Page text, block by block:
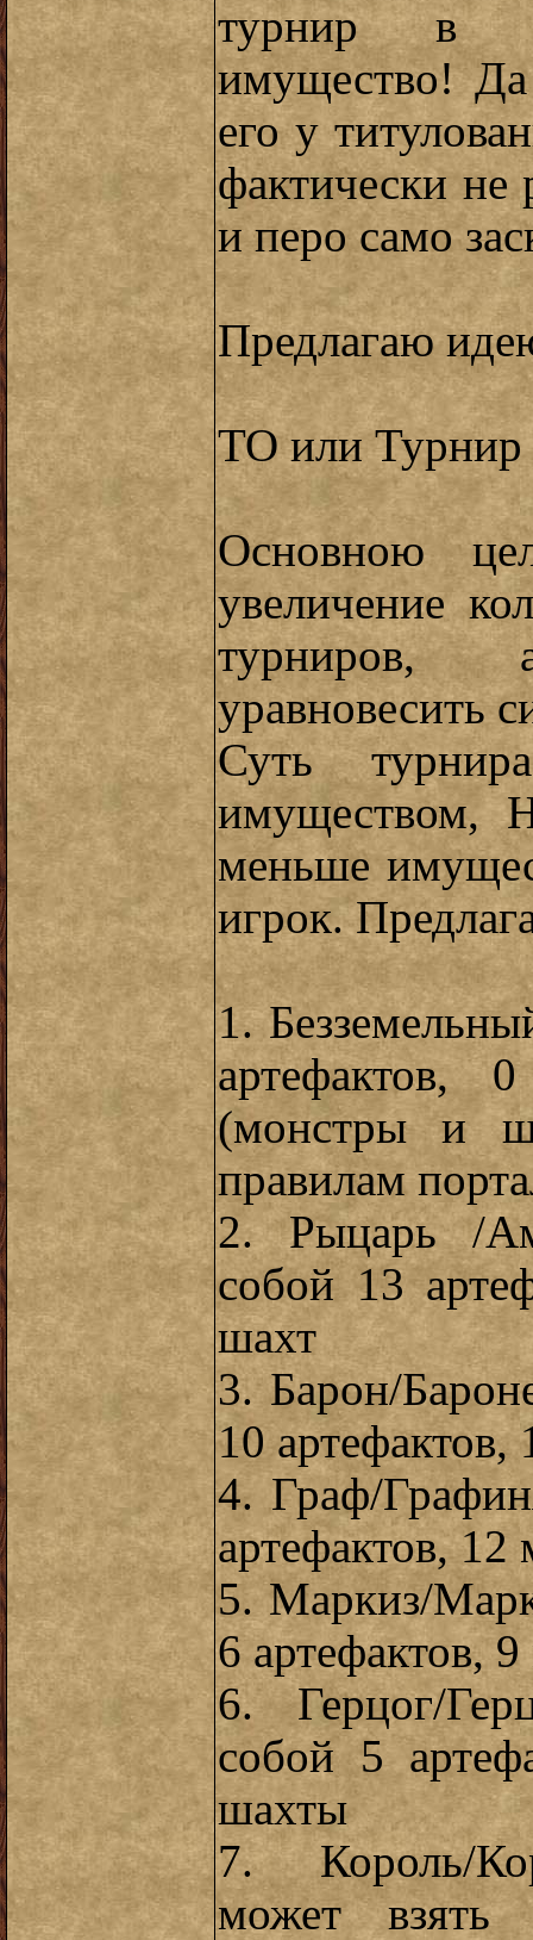
турнир в
имущество!
его у
фактически
и перо само
Предлагаю
ТО или Турнир
Основною
увеличение
уравновесить
Суть
имуществом,
меньше
игрок.
1.
(монстры и
правилам
2. Рыцарь /
собой 13
шахт
3. Барон/
10
4. Граф/
артефактов,
5. Маркиз/
6 артефактов,
6. Герцог/
собой 5
шахты
7. Король/
может